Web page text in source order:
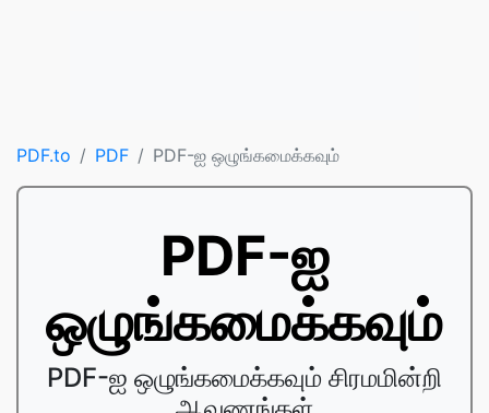
PDF.to PDF PDF-ஐ ஒழுங்கமைக்கவும்
PDF-ஐ
ஒழுங்கமைக்கவும்
PDF-ஐ ஒழுங்கமைக்கவும் சிரமமின்றி